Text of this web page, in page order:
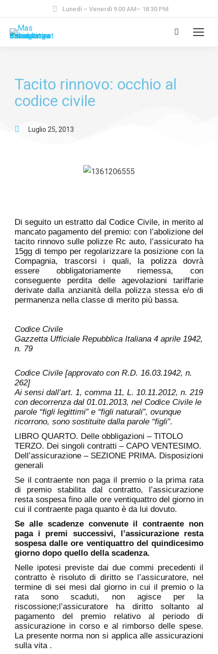
Lunedì – Venerdì 9:00 AM– 18:30 PM
Tacito rinnovo: occhio al
codice civile
Luglio 25, 2013
Di seguito un estratto dal Codice Civile, in merito al
mancato pagamento del premio: con l’abolizione del
tacito rinnovo sulle polizze Rc auto, l’assicurato ha
15gg di tempo per regolarizzare la posizione con la
Compagnia, trascorsi i quali, la polizza dovrà
essere obbligatoriamente riemessa, con
conseguente perdita delle agevolazioni tariffarie
derivate dalla anzianità della polizza stessa e/o di
permanenza nella classe di merito più bassa.
Codice Civile
Gazzetta Ufficiale Repubblica Italiana 4 aprile 1942,
n. 79
Codice Civile [approvato con R.D. 16.03.1942, n.
262]
Ai sensi dall’art. 1, comma 11, L. 10.11.2012, n. 219
con decorrenza dal 01.01.2013, nel Codice Civile le
parole “figli legittimi” e “figli naturali”, ovunque
ricorrono, sono sostituite dalla parole “figli”.
LIBRO QUARTO. Delle obbligazioni – TITOLO
TERZO. Dei singoli contratti – CAPO VENTESIMO.
Dell’assicurazione – SEZIONE PRIMA. Disposizioni
generali
Se il contraente non paga il premio o la prima rata
di premio stabilita dal contratto, l’assicurazione
resta sospesa fino alle ore ventiquattro del giorno in
cui il contraente paga quanto è da lui dovuto.
Se alle scadenze convenute il contraente non
paga i premi successivi, l’assicurazione resta
sospesa dalle ore ventiquattro del quindicesimo
giorno dopo quello della scadenza.
Nelle ipotesi previste dai due commi precedenti il
contratto è risoluto di diritto se l’assicuratore, nel
termine di sei mesi dal giorno in cui il premio o la
rata sono scaduti, non agisce per la
riscossione;l’assicuratore ha diritto soltanto al
pagamento del premio relativo al periodo di
assicurazione in corso e al rimborso delle spese.
La presente norma non si applica alle assicurazioni
sulla vita .